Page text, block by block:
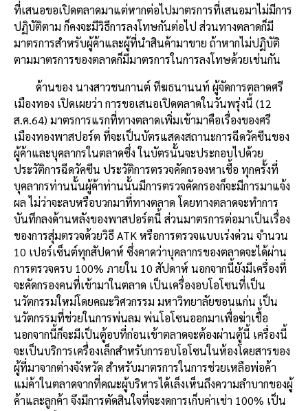
ที่เสนอขอเปิดตลาดมาแต่หากต่อไปมาตรการที่เสนอมาไม่มีการ
ปฏิบัติตาม ก็คงจะมีวิธีการลงโทษกันต่อไป ส่วนทางตลาดก็มี
มาตรการสำหรับผู้ค้าและผู้ที่นำสินค้ามาขาย ถ้าหากไม่ปฏิบัติ
ตามมาตรการของตลาดก็มีมาตรการในการลงโทษด้วยเช่นกัน
ด้านของ นางสาวชนกานต์ ทีฆธนานนท์ ผู้จัดการตลาดศรี
เมืองทอง เปิดเผยว่า การขอเสนอเปิดตลาดในวันพรุ่งนี้ (12
ส.ค.64) มาตรการแรกที่ทางตลาดเพิ่มเข้ามาคือเรื่องของศรี
เมืองทองพาสปอร์ต ที่จะเป็นบัตรแสดงสถานะการฉีดวัคซีนของ
ผู้ค้าและบุคลากรในตลาดซึ่ง ในบัตรนั้นจะประกอบไปด้วย
ประวัติการฉีดวัคซีน ประวัติการตรวจคัดกรองหาเชื้อ ทุกครั้งที่
บุคลากรท่านนั้นผู้ค้าท่านนั้นมีการตรวจคัดกรองก็จะมีการมาแจ้ง
ผล ไม่ว่าจะลบหรือบวกมาที่ทางตลาด โดยทางตลาดจะทำการ
บันทึกลงด้านหลังของพาสปอร์ตนี้ ส่วนมาตรการต่อมาเป็นเรื่อง
ของการสุ่มตรวจด้วยวิธี ATK หรือการตรวจแบบเร่งด่วน จำนวน
10 เปอร์เซ็นต์ทุกสัปดาห์ ซึ่งคาดว่าบุคลากรของตลาดจะได้ผ่าน
การตรวจครบ 100% ภายใน 10 สัปดาห์ นอกจากนี้ยังมีเครื่องที่
จะคัดกรองคนที่เข้ามาในตลาด เป็นเครื่องอบโอโซนที่เป็น
นวัตกรรมใหม่โดยคณะวิศวกรรม มหาวิทยาลัยขอนแก่น เป็น
นวัตกรรมที่ช่วยในการพ่นลม พ่นโอโซนออกมาเพื่อฆ่าเชื้อ
นอกจากนี้ก็จะมีเป็นตู้อบที่ก่อนเข้าตลาดจะต้องผ่านตู้นี้ เครื่องนี้
จะเป็นบริการเครื่องเล็กสำหรับการอบโอโซนในห้องโดยสารของ
ผู้ที่มาจากต่างจังหวัด สำหรับมาตรการในการช่วยเหลือพ่อค้า
แม่ค้าในตลาดจากที่คณะผู้บริหารได้เล็งเห็นถึงความลำบากของผู้
ค้าและลูกค้า จึงมีการตัดสินใจที่จะงดการเก็บค่าเช่า 100% เป็น